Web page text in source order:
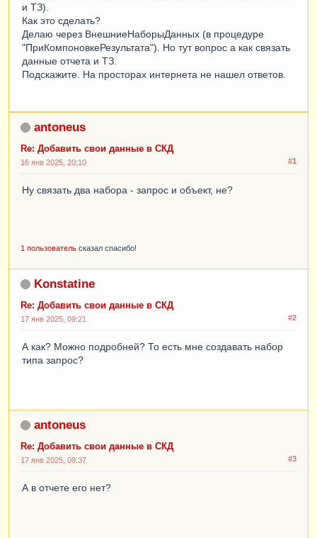
и ТЗ).
Как это сделать?
Делаю через ВнешниеНаборыДанных (в процедуре
"ПриКомпоновкеРезультата"). Но тут вопрос а как связать
данные отчета и ТЗ.
Подскажите. На просторах интернета не нашел ответов.
antoneus
Re: Добавить свои данные в СКД
#1
16 янв 2025, 20:10
Ну связать два набора - запрос и объект, не?
1 пользователь сказал спасибо!
Konstatine
Re: Добавить свои данные в СКД
#2
17 янв 2025, 09:21
А как? Можно подробней? То есть мне создавать набор
типа запрос?
antoneus
Re: Добавить свои данные в СКД
#3
17 янв 2025, 09:37
А в отчете его нет?